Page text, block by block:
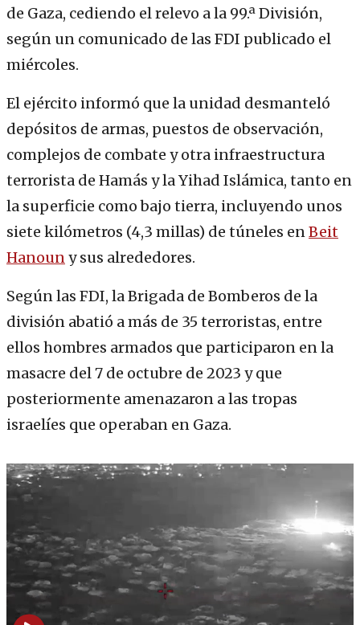
de Gaza, cediendo el relevo a la 99.ª División,
según un comunicado de las FDI publicado el
miércoles.
El ejército informó que la unidad desmanteló
depósitos de armas, puestos de observación,
complejos de combate y otra infraestructura
terrorista de Hamás y la Yihad Islámica, tanto en
la superficie como bajo tierra, incluyendo unos
siete kilómetros (4,3 millas) de túneles enBeit
Hanouny sus alrededores.
Según las FDI, la Brigada de Bomberos de la
división abatió a más de 35 terroristas, entre
ellos hombres armados que participaron en la
masacre del 7 de octubre de 2023 y que
posteriormente amenazaron a las tropas
israelíes que operaban en Gaza.